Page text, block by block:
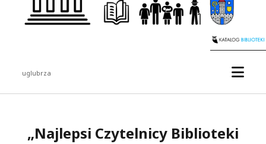
Biblioteka
uglubrza
boczny„Najlepsi Czytelnicy Biblioteki